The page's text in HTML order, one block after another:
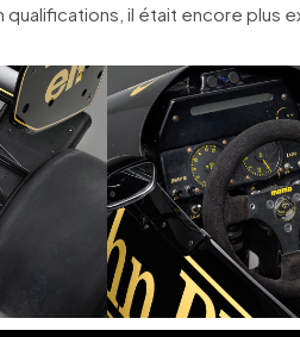
qualifications, il était encore plus